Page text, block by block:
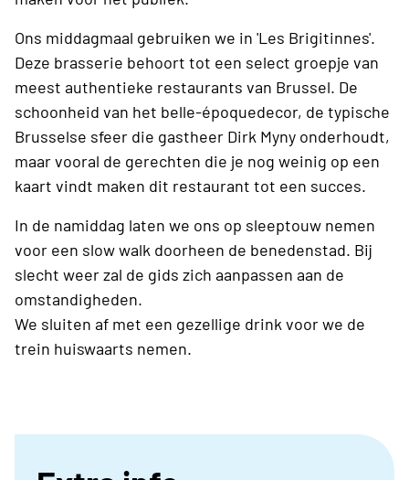
Ons middagmaal gebruiken we in 'Les Brigitinnes'.
Deze brasserie behoort tot een select groepje van
meest authentieke restaurants van Brussel. De
schoonheid van het belle-époquedecor, de typische
Brusselse sfeer die gastheer Dirk Myny onderhoudt,
maar vooral de gerechten die je nog weinig op een
kaart vindt maken dit restaurant tot een succes.
In de namiddag laten we ons op sleeptouw nemen
voor een slow walk doorheen de benedenstad. Bij
slecht weer zal de gids zich aanpassen aan de
omstandigheden.
We sluiten af met een gezellige drink voor we de
trein huiswaarts nemen.